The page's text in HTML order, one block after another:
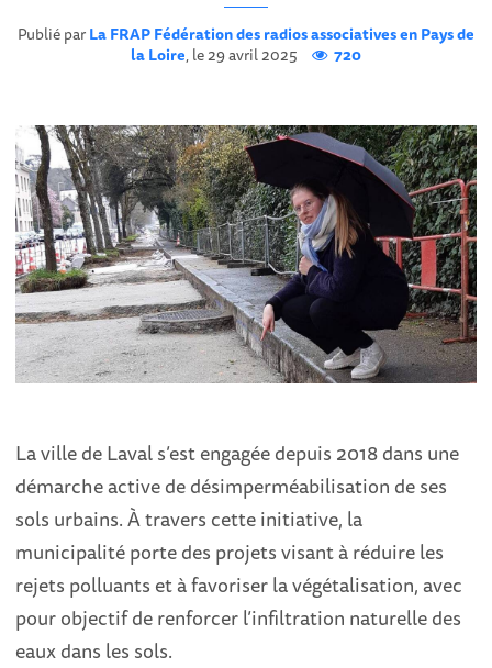
Publié parLa FRAP Fédération des radios associatives en Pays de
la Loire, le 29 avril 2025 720
La ville de Laval s’est engagée depuis 2018 dans une
démarche active de désimperméabilisation de ses
sols urbains. À travers cette initiative, la
municipalité porte des projets visant à réduire les
rejets polluants et à favoriser la végétalisation, avec
pour objectif de renforcer l’infiltration naturelle des
eaux dans les sols.